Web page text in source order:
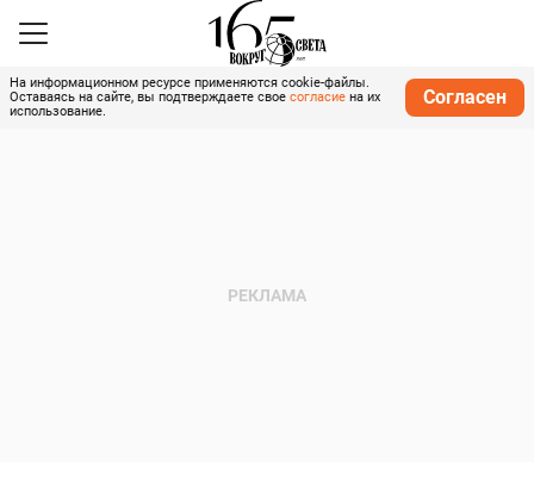
На информационном ресурсе применяются cookie-файлы.
Оставаясь на сайте, вы подтверждаете свое согласие на их
использование.
Согласен